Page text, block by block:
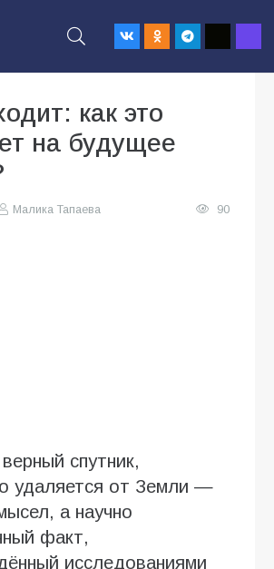
как это
на будущее
Малика Тапаева 90
спутник,
удаляется от Земли —
а научно
факт,
исследованиями